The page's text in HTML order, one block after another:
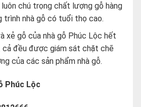
luôn chú trọng chất lượng gỗ hàng
trình nhà gỗ có tuổi thọ cao.
xẻ gỗ của nhà gỗ Phúc Lộc hết
đều được giám sát chặt chẽ
của các sản phẩm nhà gỗ.
Phúc Lộc